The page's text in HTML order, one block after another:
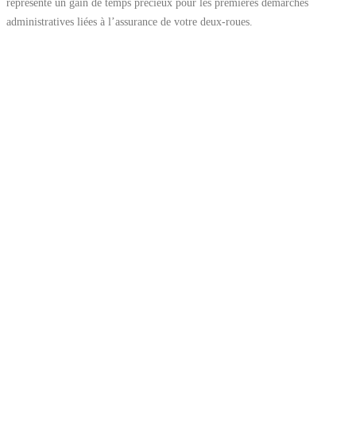
administratives liées à l’assurance de votre deux-roues.